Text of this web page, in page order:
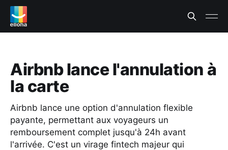
Airbnb lance l'annulation à
la carte
Airbnb lance une option d'annulation flexible
payante, permettant aux voyageurs un
remboursement complet jusqu'à 24h avant
l'arrivée. C'est un virage fintech majeur qui